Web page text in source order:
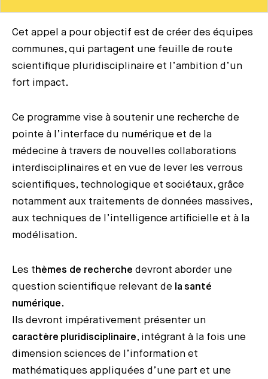
Cet appel a pour objectif est de créer des équipes
communes, qui partagent une feuille de route
scientifique pluridisciplinaire et l’ambition d’un
fort impact.
Ce programme vise à soutenir une recherche de
pointe à l’interface du numérique et de la
médecine à travers de nouvelles collaborations
interdisciplinaires et en vue de lever les verrous
scientifiques, technologique et sociétaux, grâce
notamment aux traitements de données massives,
aux techniques de l’intelligence artificielle et à la
modélisation.
Les t hèmes de recherche devront aborder une
question scientifique relevant de la santé
numérique.
Ils devront impérativement présenter un
caractère pluridisciplinaire, intégrant à la fois une
dimension sciences de l’information et
mathématiques appliquées d’une part et une